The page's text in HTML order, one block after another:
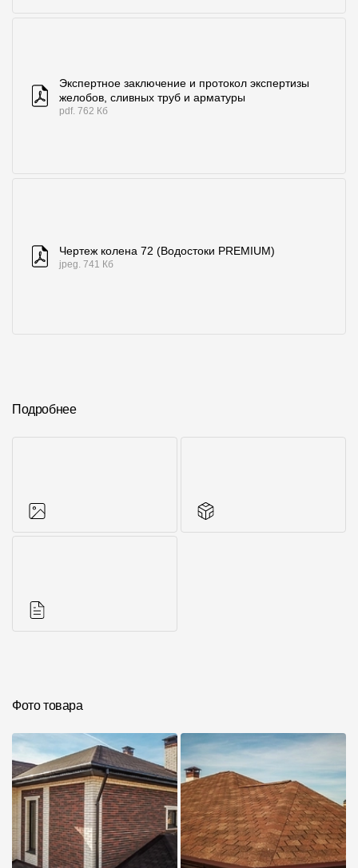
Экспертное заключение и протокол экспертизы
желобов, сливных труб и арматуры
pdf. 762 Кб
Чертеж колена 72 (Водостоки PREMIUM)
jpeg. 741 Кб
Подробнее
Фото товара